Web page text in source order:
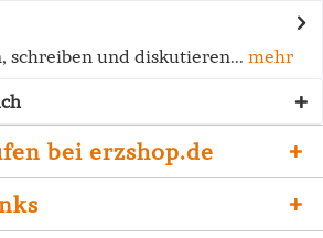
schreiben und diskutieren... mehr
bei erzshop.de